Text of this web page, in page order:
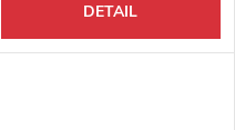
DETAIL